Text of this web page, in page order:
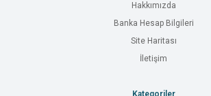
Hakkımızda
Banka Hesap Bilgileri
Site Haritası
İletişim
Kategoriler